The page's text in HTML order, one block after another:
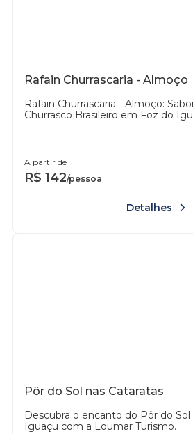
Rafain Churrascaria - Almoço
Rafain Churrascaria - Almoço:
Churrasco Brasileiro em Foz do
A partir de
R$ 142/pessoa
Detalhes
Pôr do Sol nas Cataratas
Descubra o encanto do Pôr do Sol
Iguaçu com a Loumar Turismo.